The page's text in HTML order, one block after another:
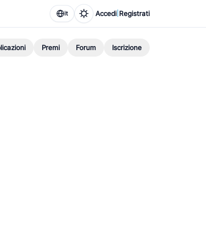
it Accedi Registrati
Premi Forum Iscrizione